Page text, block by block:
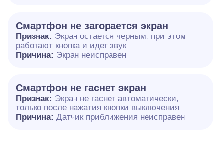
Смартфон не загорается экран
Признак: Экран остается черным, при этом
работают кнопка и идет звук
Причина: Экран неисправен
Смартфон не гаснет экран
Признак: Экран не гаснет автоматически,
только после нажатия кнопки выключения
Причина: Датчик приближения неисправен